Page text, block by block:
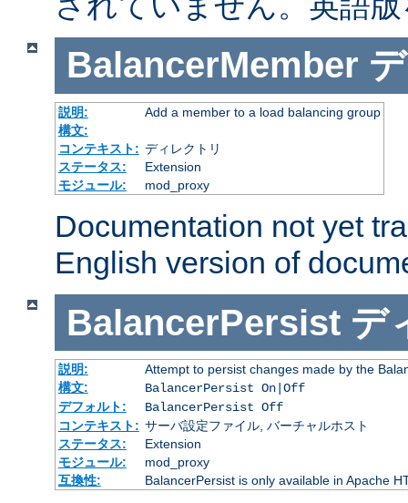
BalancerMember
説明:
Add a member to a load balancing group
構文:
コンテキスト: ディレクトリ
ステータス:
Extension
モジュール:
mod_proxy
Documentation not yet
English version of
BalancerPersist デ
説明:
Attempt to persist changes made by the
構文:
BalancerPersist On|Off
デフォルト:
BalancerPersist Off
コンテキスト: サーバ設定ファイル, バーチャルホスト
ステータス:
Extension
モジュール:
mod_proxy
互換性:
BalancerPersist is only available in Apache